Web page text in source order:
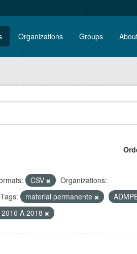
Organizations Groups
CSV
Organizations:
Tags: material permanente
2016 A 2018